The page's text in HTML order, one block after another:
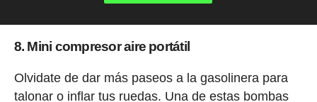
8. Mini compresor aire portátil
Olvidate de dar más paseos a la gasolinera para
talonar o inflar tus ruedas. Una de estas bombas